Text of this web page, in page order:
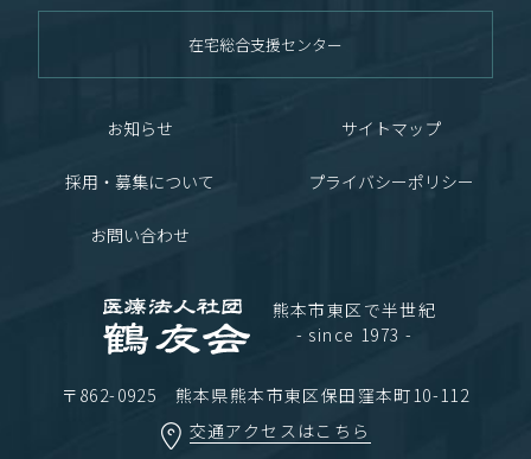
熊本市東区で半世紀
- since 1973 -
〒862-0925 熊本県熊本市東区保田窪本町10-112
交通アクセスはこちら
在宅総合支援センター
お知らせ サイトマップ
採用・募集について プライバシーポリシー
お問い合わせ